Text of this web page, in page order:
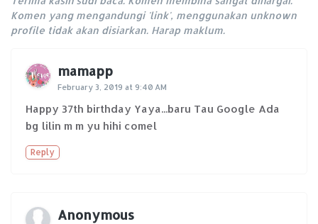
Komen yang mengandungi 'link', menggunakan unknown
profile tidak akan disiarkan. Harap maklum.
mamapp
February 3, 2019 at 9:40 AM
Happy 37th birthday Yaya...baru Tau Google Ada
bg lilin m m yu hihi comel
Reply
Anonymous